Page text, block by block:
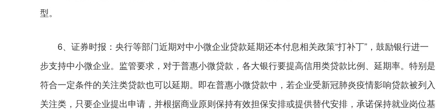
型。
6、证券时报：央行等部门近期对中小微企业贷款延期还本付息相关政策“打补丁”，鼓励银行进一
步支持中小微企业。监管要求，对于普惠小微贷款，各大银行要提高信用类贷款比例、延期率。特别是
符合一定条件的关注类贷款也可以延期。即在普惠小微贷款中，若企业受新冠肺炎疫情影响贷款被列入
关注类，只要企业提出申请，并根据商业原则保持有效担保安排或提供替代安排，承诺保持就业岗位基